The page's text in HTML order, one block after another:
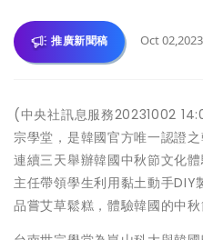
推廣新聞稿 Oct 02,2023
(中央社訊息服務20231002
宗學堂，是韓國官方唯一認證
連續三天舉辦韓國中秋節文化
主任帶領學生利用黏土動手
品嘗艾草鬆糕，體驗韓國的中